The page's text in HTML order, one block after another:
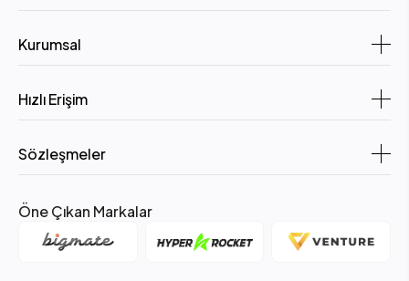
Kurumsal
Hızlı Erişim
Sözleşmeler
Öne Çıkan Markalar